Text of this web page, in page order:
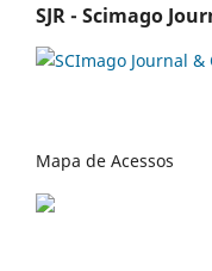
SJR - Scimago
Mapa de Acessos